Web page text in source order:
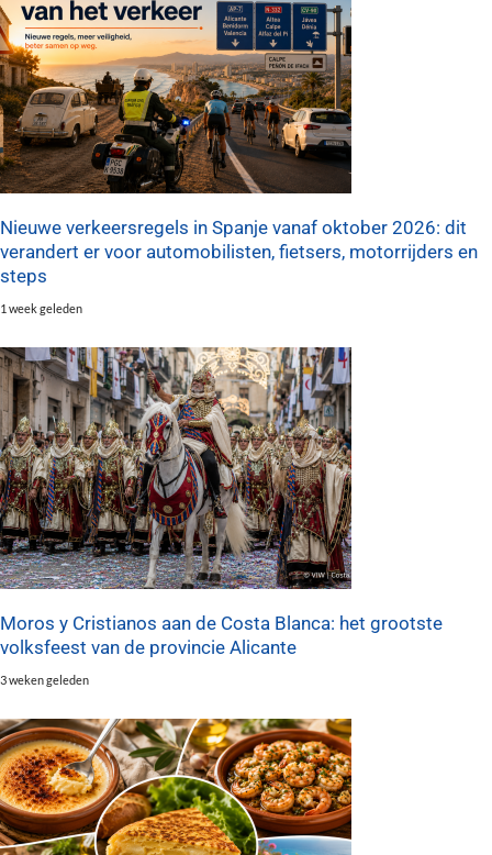
Nieuwe verkeersregels in Spanje vanaf oktober 2026: dit
verandert er voor automobilisten, fietsers, motorrijders en
steps
1 week geleden
Moros y Cristianos aan de Costa Blanca: het grootste
volksfeest van de provincie Alicante
3 weken geleden